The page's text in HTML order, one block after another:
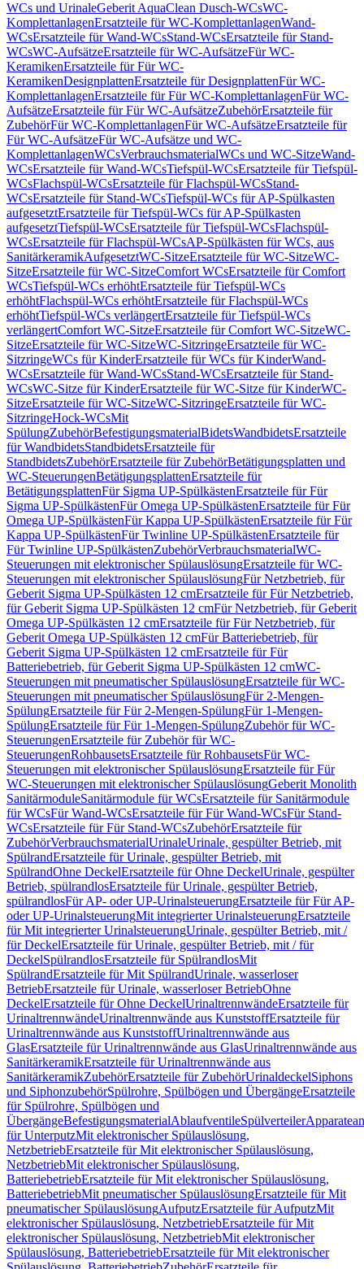
WCs und UrinaleGeberit AquaClean Dusch-WCsWC-
KomplettanlagenErsatzteile für WC-KomplettanlagenWand-
WCsErsatzteile für Wand-WCsStand-WCsErsatzteile für Stand-
WCsWC-AufsätzeErsatzteile für WC-AufsätzeFür WC-
KeramikenErsatzteile für Für WC-
KeramikenDesignplattenErsatzteile für DesignplattenFür WC-
KomplettanlagenErsatzteile für Für WC-KomplettanlagenFür WC-
AufsätzeErsatzteile für Für WC-AufsätzeZubehörErsatzteile für
ZubehörFür WC-KomplettanlagenFür WC-AufsätzeErsatzteile für
Für WC-AufsätzeFür WC-Aufsätze und WC-
KomplettanlagenWCsVerbrauchsmaterialWCs und WC-SitzeWand-
WCsErsatzteile für Wand-WCsTiefspül-WCsErsatzteile für Tiefspül-
WCsFlachspül-WCsErsatzteile für Flachspül-WCsStand-
WCsErsatzteile für Stand-WCsTiefspül-WCs für AP-Spülkasten
aufgesetztErsatzteile für Tiefspül-WCs für AP-Spülkasten
aufgesetztTiefspül-WCsErsatzteile für Tiefspül-WCsFlachspül-
WCsErsatzteile für Flachspül-WCsAP-Spülkästen für WCs, aus
SanitärkeramikAufgesetztWC-SitzeErsatzteile für WC-SitzeWC-
SitzeErsatzteile für WC-SitzeComfort WCsErsatzteile für Comfort
WCsTiefspül-WCs erhöhtErsatzteile für Tiefspül-WCs
erhöhtFlachspül-WCs erhöhtErsatzteile für Flachspül-WCs
erhöhtTiefspül-WCs verlängertErsatzteile für Tiefspül-WCs
verlängertComfort WC-SitzeErsatzteile für Comfort WC-SitzeWC-
SitzeErsatzteile für WC-SitzeWC-SitzringeErsatzteile für WC-
SitzringeWCs für KinderErsatzteile für WCs für KinderWand-
WCsErsatzteile für Wand-WCsStand-WCsErsatzteile für Stand-
WCsWC-Sitze für KinderErsatzteile für WC-Sitze für KinderWC-
SitzeErsatzteile für WC-SitzeWC-SitzringeErsatzteile für WC-
SitzringeHock-WCsMit
SpülungZubehörBefestigungsmaterialBidetsWandbidetsErsatzteile
für WandbidetsStandbidetsErsatzteile für
StandbidetsZubehörErsatzteile für ZubehörBetätigungsplatten und
WC-SteuerungenBetätigungsplattenErsatzteile für
BetätigungsplattenFür Sigma UP-SpülkästenErsatzteile für Für
Sigma UP-SpülkästenFür Omega UP-SpülkästenErsatzteile für Für
Omega UP-SpülkästenFür Kappa UP-SpülkästenErsatzteile für Für
Kappa UP-SpülkästenFür Twinline UP-SpülkästenErsatzteile für
Für Twinline UP-SpülkästenZubehörVerbrauchsmaterialWC-
Steuerungen mit elektronischer SpülauslösungErsatzteile für WC-
Steuerungen mit elektronischer SpülauslösungFür Netzbetrieb, für
Geberit Sigma UP-Spülkästen 12 cmErsatzteile für Für Netzbetrieb,
für Geberit Sigma UP-Spülkästen 12 cmFür Netzbetrieb, für Geberit
Omega UP-Spülkästen 12 cmErsatzteile für Für Netzbetrieb, für
Geberit Omega UP-Spülkästen 12 cmFür Batteriebetrieb, für
Geberit Sigma UP-Spülkästen 12 cmErsatzteile für Für
Batteriebetrieb, für Geberit Sigma UP-Spülkästen 12 cmWC-
Steuerungen mit pneumatischer SpülauslösungErsatzteile für WC-
Steuerungen mit pneumatischer SpülauslösungFür 2-Mengen-
SpülungErsatzteile für Für 2-Mengen-SpülungFür 1-Mengen-
SpülungErsatzteile für Für 1-Mengen-SpülungZubehör für WC-
SteuerungenErsatzteile für Zubehör für WC-
SteuerungenRohbausetsErsatzteile für RohbausetsFür WC-
Steuerungen mit elektronischer SpülauslösungErsatzteile für Für
WC-Steuerungen mit elektronischer SpülauslösungGeberit Monolith
SanitärmoduleSanitärmodule für WCsErsatzteile für Sanitärmodule
für WCsFür Wand-WCsErsatzteile für Für Wand-WCsFür Stand-
WCsErsatzteile für Für Stand-WCsZubehörErsatzteile für
ZubehörVerbrauchsmaterialUrinaleUrinale, gespülter Betrieb, mit
SpülrandErsatzteile für Urinale, gespülter Betrieb, mit
SpülrandOhne DeckelErsatzteile für Ohne DeckelUrinale, gespülter
Betrieb, spülrandlosErsatzteile für Urinale, gespülter Betrieb,
spülrandlosFür AP- oder UP-UrinalsteuerungErsatzteile für Für AP-
oder UP-UrinalsteuerungMit integrierter UrinalsteuerungErsatzteile
für Mit integrierter UrinalsteuerungUrinale, gespülter Betrieb, mit /
für DeckelErsatzteile für Urinale, gespülter Betrieb, mit / für
DeckelSpülrandlosErsatzteile für SpülrandlosMit
SpülrandErsatzteile für Mit SpülrandUrinale, wasserloser
BetriebErsatzteile für Urinale, wasserloser BetriebOhne
DeckelErsatzteile für Ohne DeckelUrinaltrennwändeErsatzteile für
UrinaltrennwändeUrinaltrennwände aus KunststoffErsatzteile für
Urinaltrennwände aus KunststoffUrinaltrennwände aus
GlasErsatzteile für Urinaltrennwände aus GlasUrinaltrennwände aus
SanitärkeramikErsatzteile für Urinaltrennwände aus
SanitärkeramikZubehörErsatzteile für ZubehörUrinaldeckelSiphons
und SiphonzubehörSpülrohre, Spülbögen und ÜbergängeErsatzteile
für Spülrohre, Spülbögen und
ÜbergängeBefestigungsmaterialAblaufventileSpülverteiler
für UnterputzMit elektronischer Spülauslösung,
NetzbetriebErsatzteile für Mit elektronischer Spülauslösung,
NetzbetriebMit elektronischer Spülauslösung,
BatteriebetriebErsatzteile für Mit elektronischer Spülauslösung,
BatteriebetriebMit pneumatischer SpülauslösungErsatzteile für Mit
pneumatischer SpülauslösungAufputzErsatzteile für AufputzMit
elektronischer Spülauslösung, NetzbetriebErsatzteile für Mit
elektronischer Spülauslösung, NetzbetriebMit elektronischer
Spülauslösung, BatteriebetriebErsatzteile für Mit elektronischer